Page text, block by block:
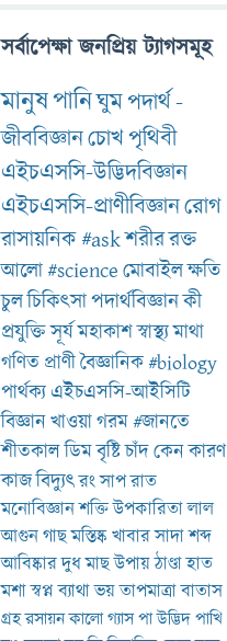
সর্বাপেক্ষা জনপ্রিয় ট্যাগসমূহ
মানুষপানিঘুমপদার্থ-
জীববিজ্ঞানচোখপৃথিবী
এইচএসসি-উদ্ভিদবিজ্ঞান
এইচএসসি-প্রাণীবিজ্ঞানরোগ
রাসায়নিক#askশরীররক্ত
আলো#scienceমোবাইলক্ষতি
চুলচিকিৎসাপদার্থবিজ্ঞানকী
প্রযুক্তিসূর্যমহাকাশস্বাস্থ্যমাথা
গণিত প্রাণীবৈজ্ঞানিক#biology
পার্থক্য এইচএসসি-আইসিটি
বিজ্ঞানখাওয়াগরম#জানতে
শীতকালডিমবৃষ্টিচাঁদকেনকারণ
কাজবিদ্যুৎরংসাপরাত
মনোবিজ্ঞানশক্তিউপকারিতালাল
আগুনগাছমস্তিষ্কখাবারসাদাশব্দ
আবিষ্কারদুধমাছউপায়ঠাণ্ডাহাত
মশাস্বপ্নব্যাথাভয়তাপমাত্রাবাতাস
গ্রহরসায়নকালোগ্যাসপাউদ্ভিদপাখি